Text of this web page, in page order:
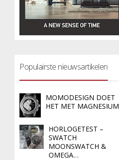
Populairste nieuwsartikelen
MOMODESIGN DOET
HET MET MAGNESIUM
HORLOGETEST –
SWATCH
MOONSWATCH &
OMEGA…